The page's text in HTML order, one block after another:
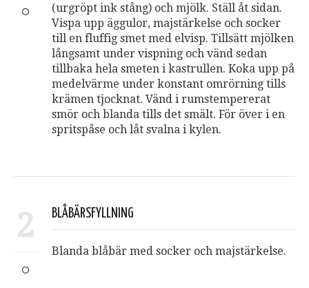
(urgröpt ink stång) och mjölk. Ställ åt sidan.
Vispa upp äggulor, majstärkelse och socker
till en fluffig smet med elvisp. Tillsätt mjölken
långsamt under vispning och vänd sedan
tillbaka hela smeten i kastrullen. Koka upp på
medelvärme under konstant omrörning tills
krämen tjocknat. Vänd i rumstempererat
smör och blanda tills det smält. För över i en
spritspåse och låt svalna i kylen.
2 BLÅBÄRSFYLLNING
Blanda blåbär med socker och majstärkelse.